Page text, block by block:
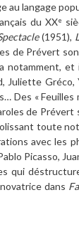
au langage
du XXe
(1951),
de Prévert
notamment,
Juliette Gréco,
Des « Feuilles
de Prévert
toute
avec les
Picasso,
qui
dans